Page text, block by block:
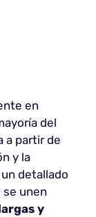
en
del
a partir de
y la
detallado
se unen
y